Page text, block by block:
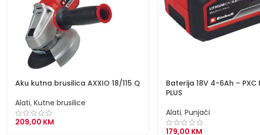
Aku kutna brusilica AXXIO 18/115 Q
Alati, Kutne brusilice
209,00 KM
Baterija 18V 4-6Ah – PXC
PLUS
Alati, Punjači
179,00 KM